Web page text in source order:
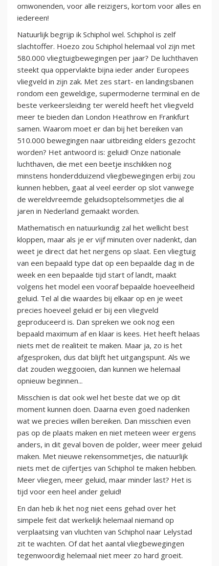
omwonenden, voor alle reizigers, kortom voor alles en
iedereen!
Natuurlijk begrijp ik Schiphol wel. Schiphol is zelf
slachtoffer. Hoezo zou Schiphol helemaal vol zijn met
580.000 vliegtuigbewegingen per jaar? De luchthaven
steekt qua oppervlakte bijna ieder ander Europees
vliegveld in zijn zak. Met zes start- en landingsbanen
rondom een geweldige, supermoderne terminal en de
beste verkeersleiding ter wereld heeft het vliegveld
meer te bieden dan London Heathrow en Frankfurt
samen. Waarom moet er dan bij het bereiken van
510.000 bewegingen naar uitbreiding elders gezocht
worden? Het antwoord is: geluid! Onze nationale
luchthaven, die met een beetje inschikken nog
minstens honderdduizend vliegbewegingen erbij zou
kunnen hebben, gaat al veel eerder op slot vanwege
de wereldvreemde geluidsoptelsommetjes die al
jaren in Nederland gemaakt worden.
Mathematisch en natuurkundig zal het wellicht best
kloppen, maar als je er vijf minuten over nadenkt, dan
weet je direct dat het nergens op slaat. Een vliegtuig
van een bepaald type dat op een bepaalde dag in de
week en een bepaalde tijd start of landt, maakt
volgens het model een vooraf bepaalde hoeveelheid
geluid. Tel al die waardes bij elkaar op en je weet
precies hoeveel geluid er bij een vliegveld
geproduceerd is. Dan spreken we ook nog een
bepaald maximum af en klaar is kees. Het heeft helaas
niets met de realiteit te maken. Maar ja, zo is het
afgesproken, dus dat blijft het uitgangspunt. Als we
dat zouden weggooien, dan kunnen we helemaal
opnieuw beginnen...
Misschien is dat ook wel het beste dat we op dit
moment kunnen doen. Daarna even goed nadenken
wat we precies willen bereiken. Dan misschien even
pas op de plaats maken en niet meteen weer ergens
anders, in dit geval boven de polder, weer meer geluid
maken. Met nieuwe rekensommetjes, die natuurlijk
niets met de cijfertjes van Schiphol te maken hebben.
Meer vliegen, meer geluid, maar minder last? Het is
tijd voor een heel ander geluid!
En dan heb ik het nog niet eens gehad over het
simpele feit dat werkelijk helemaal niemand op
verplaatsing van vluchten van Schiphol naar Lelystad
zit te wachten. Of dat het aantal vliegbewegingen
tegenwoordig helemaal niet meer zo hard groeit.